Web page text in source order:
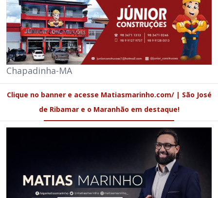
Chapadinha-MA
Clique no banner e acesse Matiasmarinho.com/ | São José
de Ribamar e o Maranhão em destaque!